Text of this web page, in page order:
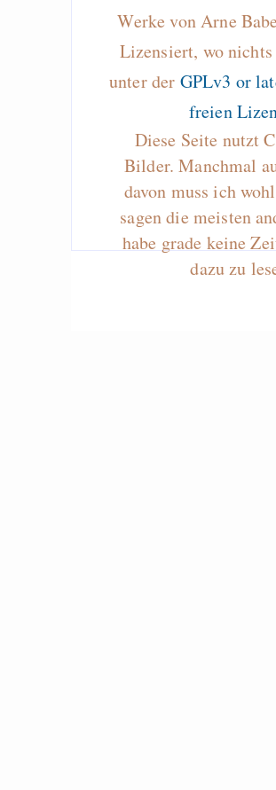
Werke von Arne
Lizensiert, wo nichts
unter der GPLv3 or
freien
Diese Seite nutzt
Bilder. Manchmal
davon muss ich
sagen die meisten
habe grade keine
dazu zu